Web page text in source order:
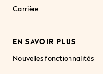
Carrière
EN SAVOIR PLUS
Nouvelles fonctionnalités